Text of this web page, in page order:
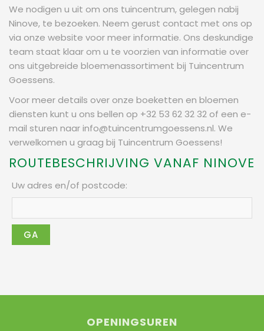
We nodigen u uit om ons tuincentrum, gelegen nabij
Ninove, te bezoeken. Neem gerust contact met ons op
via onze website voor meer informatie. Ons deskundige
team staat klaar om u te voorzien van informatie over
ons uitgebreide bloemenassortiment bij Tuincentrum
Goessens.
Voor meer details over onze boeketten en bloemen
diensten kunt u ons bellen op +32 53 62 32 32 of een e-
mail sturen naarinfo@tuincentrumgoessens.nl. We
verwelkomen u graag bij Tuincentrum Goessens!
ROUTEBESCHRIJVING VANAF NINOVE
Uw adres en/of postcode:
OPENINGSUREN